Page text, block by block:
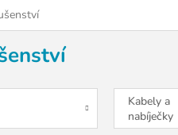
Kabely a
nabíječky